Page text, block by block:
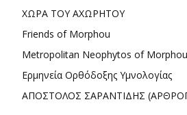
ΧΩΡΑ ΤΟΥ ΑΧΩΡΗΤΟΥ
Friends of Morphou
Metropolitan Neophytos of
Ερμηνεία Ορθόδοξης Υμνολογίας
ΑΠΟΣΤΟΛΟΣ ΣΑΡΑΝΤΙΔΗΣ